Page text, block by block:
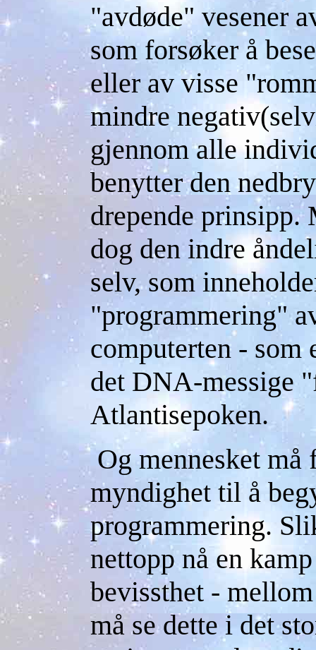
"avdøde" vesener
som forsøker å
eller av visse
mindre
gjennom alle
benytter den
drepende prinsipp.
dog den indre
selv, som
"programmering"
computerten - som
det DNA-messige
Atlantisepoken.
Og mennesket må
myndighet til å
programmering.
nettopp nå en
bevissthet -
må se dette i det